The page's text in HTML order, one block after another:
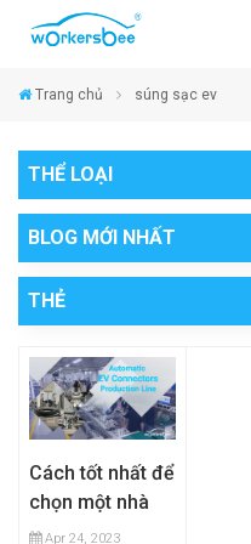
Trang chủ súng sạc ev
THỂ LOẠI
BLOG MỚI NHẤT
THẺ
Cách tốt nhất để
chọn một nhà
sản xuất đầu nối
Apr 24, 2023